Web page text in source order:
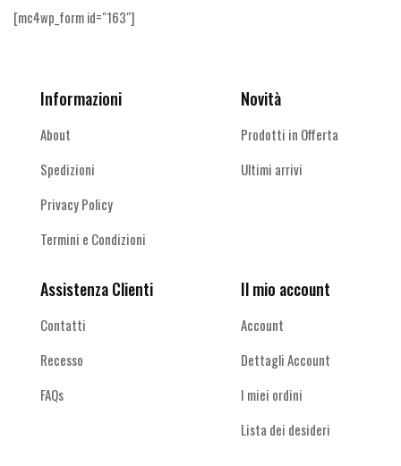
[mc4wp_form id="163"]
Informazioni
About
Spedizioni
Privacy Policy
Termini e Condizioni
Novità
Prodotti in Offerta
Ultimi arrivi
Assistenza Clienti
Contatti
Recesso
FAQs
Il mio account
Account
Dettagli Account
I miei ordini
Lista dei desideri